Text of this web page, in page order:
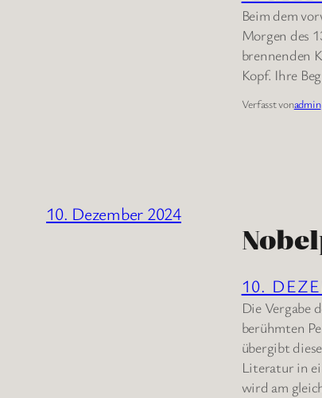
Beim dem
Morgen des
brennenden
Kopf. Ihre
Verfasst vonadmin
10. Dezember 2024
10.
Die Vergabe
berühmten
übergibt
Literatur in
wird am